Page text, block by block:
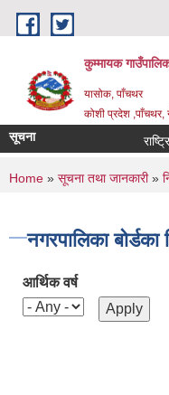
Skip to main content
कुम्मायक
यासोक, पाँचथर
कोशी प्रदेश ,पाँचथर,
सूचना
You are here
Home » सूचना तथा जानकारी»
नगरपालिका बोर्डका
आर्थिक वर्ष